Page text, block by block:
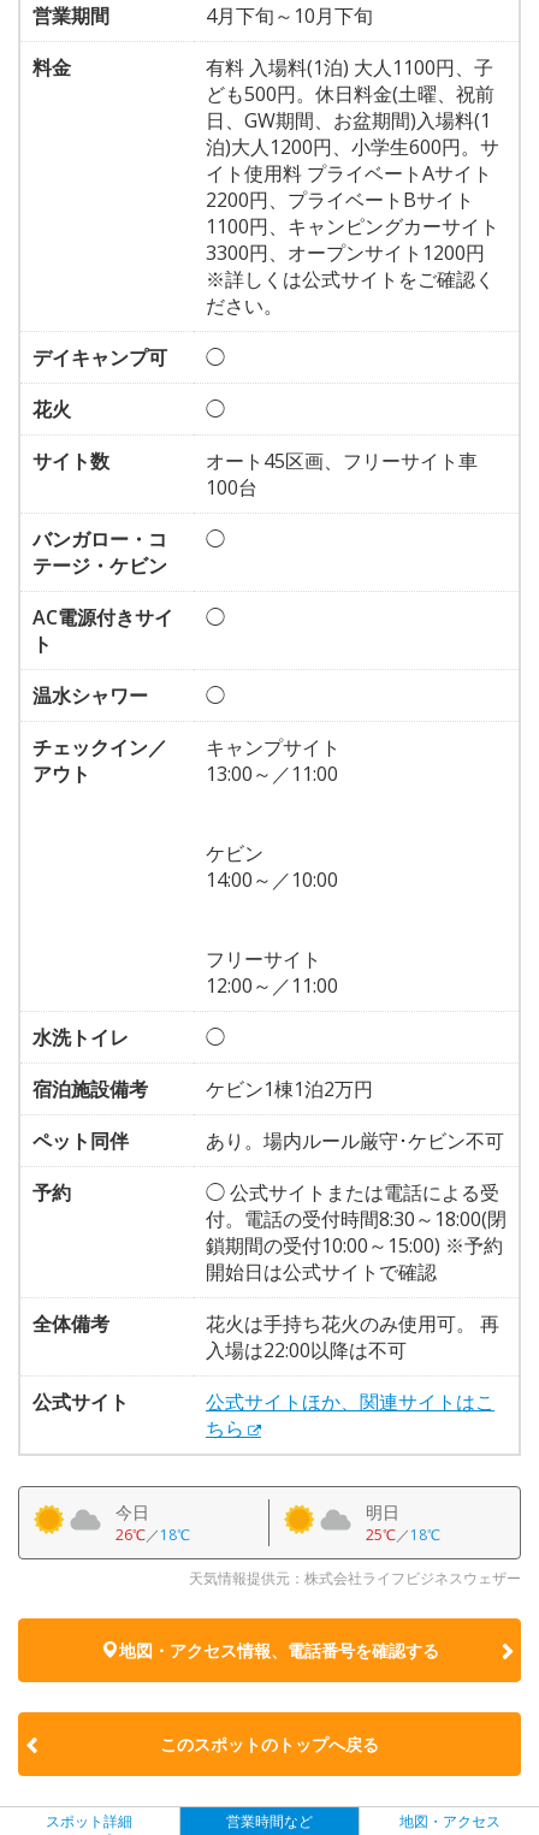
営業期間
4月下旬～10月下旬
料金
有料 入場料(1泊) 大人1100円、子
ども500円。休日料金(土曜、祝前
日、GW期間、お盆期間)入場料(1
泊)大人1200円、小学生600円。サ
イト使用料 プライベートAサイト
2200円、プライベートBサイト
1100円、キャンピングカーサイト
3300円、オープンサイト1200円
※詳しくは公式サイトをご確認く
ださい。
デイキャンプ可
◯
花火
◯
サイト数
オート45区画、フリーサイト車
100台
バンガロー・コ
テージ・ケビン
◯
AC電源付きサイ
ト
◯
温水シャワー
◯
チェックイン／
アウト
キャンプサイト
13:00～／11:00
ケビン
14:00～／10:00
フリーサイト
12:00～／11:00
水洗トイレ
◯
宿泊施設備考
ケビン1棟1泊2万円
ペット同伴
あり。場内ルール厳守･ケビン不可
予約
◯ 公式サイトまたは電話による受
付。電話の受付時間8:30～18:00(閉
鎖期間の受付10:00～15:00) ※予約
開始日は公式サイトで確認
全体備考
花火は手持ち花火のみ使用可。 再
入場は22:00以降は不可
公式サイト
公式サイトほか、関連サイトはこ
ちら
今日
26℃／18℃
明日
25℃／18℃
天気情報提供元：株式会社ライフビジネスウェザー
地図・アクセス情報、電話番号を確認する
このスポットのトップへ戻る
スポット詳細
営業時間など 地図・アクセス